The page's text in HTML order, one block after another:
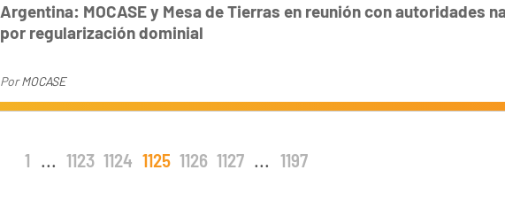
Argentina: MOCASE y Mesa de Tierras en reunión con autoridades
por regularización dominial
PorMOCASE
1 ... 1123 1124 1125 1126 1127 ... 1197